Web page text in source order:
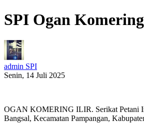
SPI Ogan
admin SPI
Senin, 14 Juli 2025
OGAN KOMERING ILIR. Serikat Petani
Bangsal, Kecamatan Pampangan,